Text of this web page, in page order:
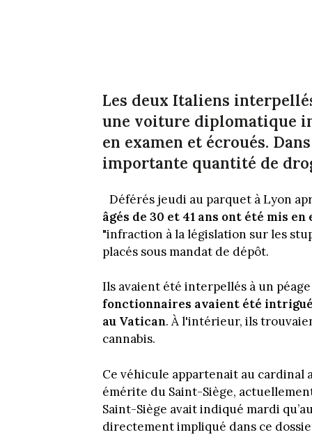
Les deux Italiens
une voiture diplomatique
en examen et écroués.
importante quantité de
Déférés jeudi au parquet à Lyon
âgés de 30 et 41 ans ont été mis en
"infraction à la législation sur les
placés sous mandat de dépôt.
Ils avaient été interpellés à un
fonctionnaires avaient été
au Vatican. À l'intérieur, ils
cannabis.
Ce véhicule appartenait au cardinal
émérite du Saint-Siège,
Saint-Siège avait indiqué mardi
directement impliqué dans ce